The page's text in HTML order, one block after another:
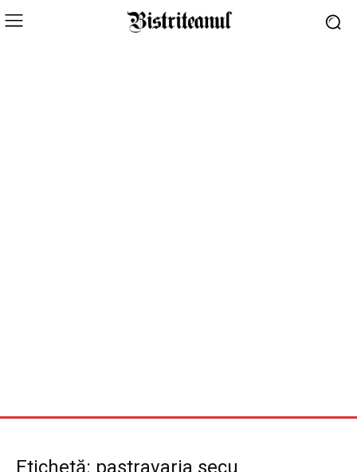
Etichetă: pastravaria secu